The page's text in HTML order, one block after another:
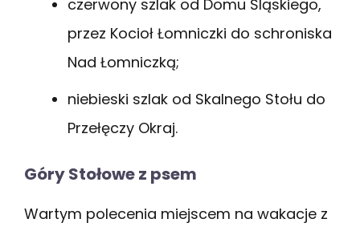
czerwony szlak od Domu Śląskiego,
przez Kocioł Łomniczki do schroniska
Nad Łomniczką;
niebieski szlak od Skalnego Stołu do
Przełęczy Okraj.
Góry Stołowe z psem
Wartym polecenia miejscem na wakacje z